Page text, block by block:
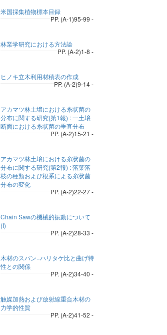
米国採集植物標本目録
PP. (A-1)95-99 -
林業学研究における方法論
PP. (A-2)1-8 -
ヒノキ立木利用材積表の作成
PP. (A-2)9-14 -
アカマツ林土壌における糸状菌の
分布に関する研究(第1報) : 一土壌
断面における糸状菌の垂直分布
PP. (A-2)15-21 -
アカマツ林土壌における糸状菌の
分布に関する研究(第2報) : 落葉落
枝の種類および根系による糸状菌
分布の変化
PP. (A-2)22-27 -
Chain Sawの機械的振動について
(I)
PP. (A-2)28-33 -
木材のスパン−ハリタケ比と曲げ特
性との関係
PP. (A-2)34-40 -
触媒加熱および放射線重合木材の
力学的性質
PP. (A-2)41-52 -